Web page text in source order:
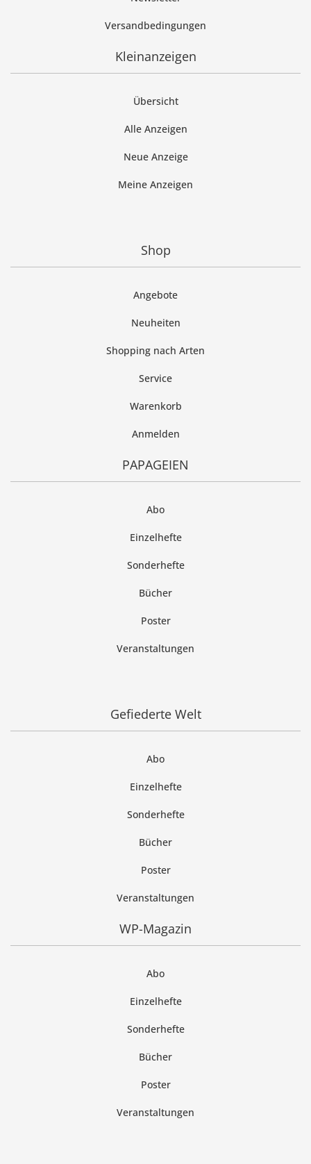
Versandbedingungen
Kleinanzeigen
Übersicht
Alle Anzeigen
Neue Anzeige
Meine Anzeigen
Shop
Angebote
Neuheiten
Shopping nach Arten
Service
Warenkorb
Anmelden
PAPAGEIEN
Abo
Einzelhefte
Sonderhefte
Bücher
Poster
Veranstaltungen
Gefiederte Welt
Abo
Einzelhefte
Sonderhefte
Bücher
Poster
Veranstaltungen
WP-Magazin
Abo
Einzelhefte
Sonderhefte
Bücher
Poster
Veranstaltungen